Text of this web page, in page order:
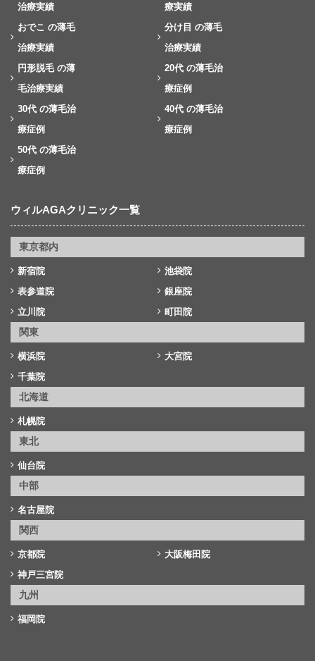
治療実績
療実績
おでこ の薄毛
治療実績
分け目 の薄毛
治療実績
円形脱毛 の薄
毛治療実績
20代 の薄毛治
療症例
30代 の薄毛治
療症例
40代 の薄毛治
療症例
50代 の薄毛治
療症例
ウィルAGAクリニック一覧
東京都内
新宿院
池袋院
表参道院
銀座院
立川院
町田院
関東
横浜院
大宮院
千葉院
北海道
札幌院
東北
仙台院
中部
名古屋院
関西
京都院
大阪梅田院
神戸三宮院
九州
福岡院